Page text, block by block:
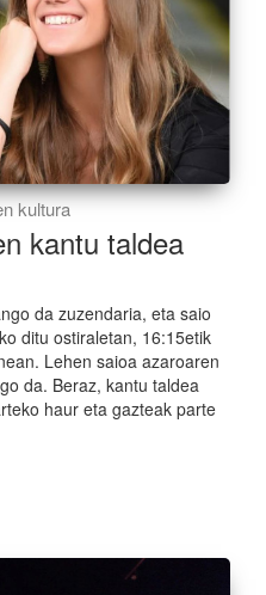
kultura
kantu taldea
da zuzendaria, eta saio
ditu ostiraletan, 16:15etik
Lehen saioa azaroaren
da. Beraz, kantu taldea
haur eta gazteak parte